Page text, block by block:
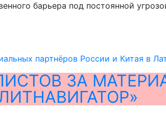
барьера под постоянной
партнёров России и Китая в
ЗА